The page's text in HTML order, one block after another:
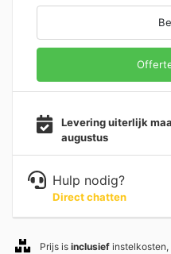
Levering uiterlijk
augustus
Hulp nodig?
Direct chatten
Prijs is inclusief